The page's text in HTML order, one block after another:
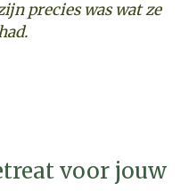
precies was wat ze
voor jouw